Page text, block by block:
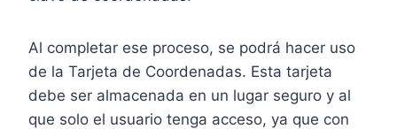
Al completar ese proceso, se podrá hacer uso
de la Tarjeta de Coordenadas. Esta tarjeta
debe ser almacenada en un lugar seguro y al
que solo el usuario tenga acceso, ya que con